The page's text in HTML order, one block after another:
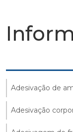
Adesivação de
Adesivação